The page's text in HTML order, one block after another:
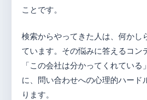
ことです。
検索からやってきた人は、何かし
ています。その悩みに答えるコン
「この会社は分かってくれている
に、問い合わせへの心理的ハード
ります。